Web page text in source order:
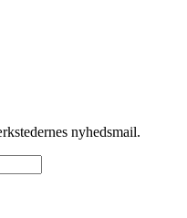
nyhedsmail.